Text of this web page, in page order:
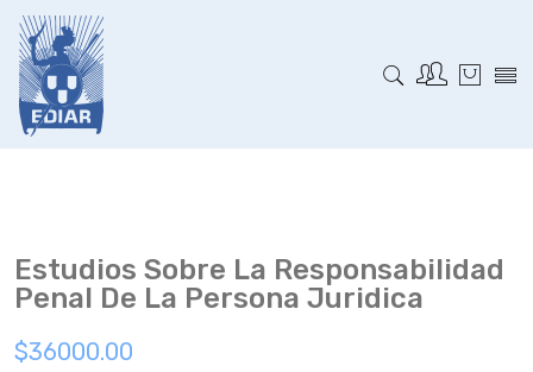
Estudios Sobre La Responsabilidad
Penal De La Persona Juri­dica
$36000.00